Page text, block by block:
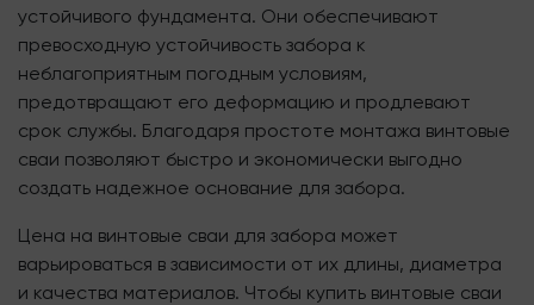
устойчивого фундамента. Они обеспечивают
превосходную устойчивость забора к
неблагоприятным погодным условиям,
предотвращают его деформацию и продлевают
срок службы. Благодаря простоте монтажа винтовые
сваи позволяют быстро и экономически выгодно
создать надежное основание для забора.
Цена на винтовые сваи для забора может
варьироваться в зависимости от их длины, диаметра
и качества материалов. Чтобы купить винтовые сваи